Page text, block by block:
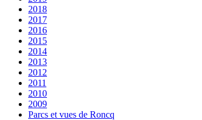
2018
2017
2016
2015
2014
2013
2012
2011
2010
2009
Parcs et vues de Roncq